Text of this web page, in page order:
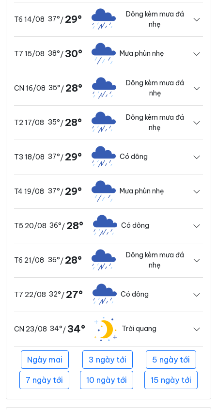
T6 14/08 37°/ 29°
Dông kèm mưa đá
nhẹ
T7 15/08 38°/30° Mưa phùn nhẹ
CN 16/08 35°/ 28°
Dông kèm mưa đá
nhẹ
T2 17/08 35°/ 28°
Dông kèm mưa đá
nhẹ
T3 18/08 37°/ 29° Có dông
T4 19/08 37°/ 29° Mưa phùn nhẹ
T5 20/08 36°/ 28° Có dông
T6 21/08 36°/ 28°
Dông kèm mưa đá
nhẹ
T7 22/08 32°/ 27° Có dông
CN 23/08 34°/34° Trời quang
Ngày mai 3 ngày tới 5 ngày tới
7 ngày tới 10 ngày tới 15 ngày tới